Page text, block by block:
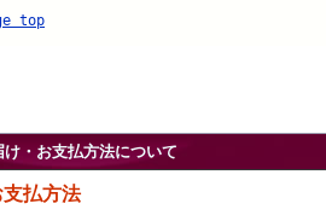
top
け・お支払方法について
払方法